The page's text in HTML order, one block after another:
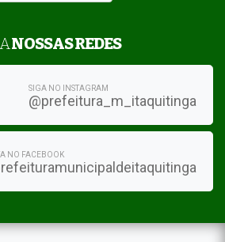
NOSSAS REDES
SIGA NO INSTAGRAM
@prefeitura_m_itaquitinga
NO FACEBOOK